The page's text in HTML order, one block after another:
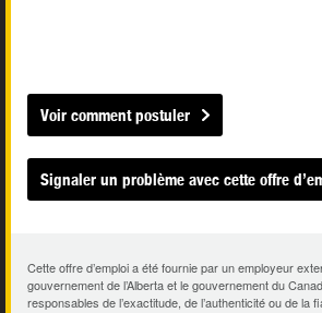
Voir comment postuler
Signaler un problème avec cette offre
Cette offre d’emploi a été fournie par un employeur
gouvernement de l’Alberta et le gouvernement du
responsables de l’exactitude, de l’authenticité ou de la